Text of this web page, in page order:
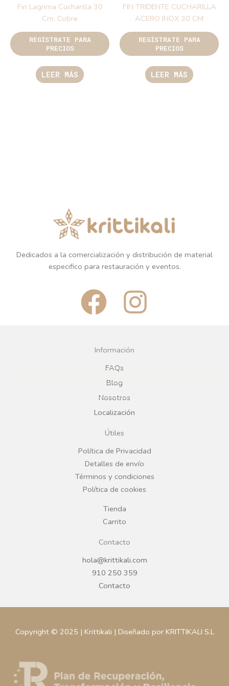
Fin Lagrima Cucharilla 30
Cm. Cobre
REGÍSTRATE PARA
PRECIOS
LEER MÁS
FIN TRIDENTE CUCHARILLA
ACERO INOX 30 CM
REGÍSTRATE PARA
PRECIOS
LEER MÁS
Dedicados a la comercialización y distribución de material
especifico para restauración y eventos.
F
a
c
e
b
o
o
k
I
n
g
r
a
Información
FAQs
Blog
Nosotros
Localización
Útiles
Política de Privacidad
Detalles de envío
Términos y condiciones
Política de cookies
Tienda
Carrito
Contacto
hola@krittikali.com
910 250 359
Contacto
Copyright © 2025 | Krittikali | Diseñado por KRITTIKALI S.L